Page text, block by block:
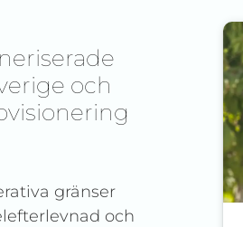
och
gränser
och